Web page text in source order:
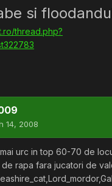
si
thread.php?
14, 2008
urc in top 60-70 de
rapa fara jucatori de